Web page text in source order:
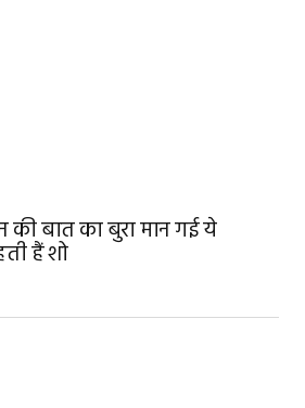
की बात का बुरा मान गई ये
हैं शो